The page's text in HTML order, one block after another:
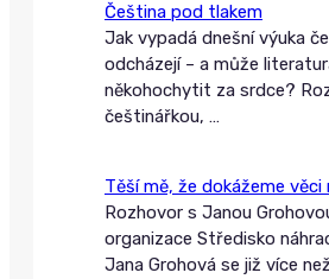
Čeština pod tlakem
Jak vypadá dnešní výuka
odcházejí – a může
někohochytit za srdce?
češtinářkou, …
Těší mě, že dokážeme věci
Rozhovor s Janou
organizace Středisko
Jana Grohová se již více